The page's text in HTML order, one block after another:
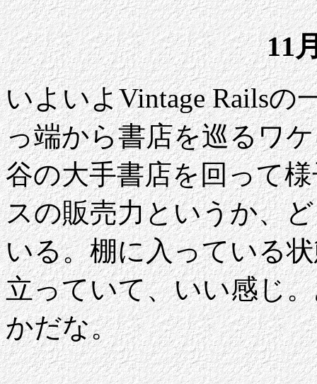
11
いよいよVintage Railsの
っ端から書店を巡るワ
谷の大手書店を回って
スの販売力というか、
いる。棚に入っている
立っていて、いい感じ
かだな。